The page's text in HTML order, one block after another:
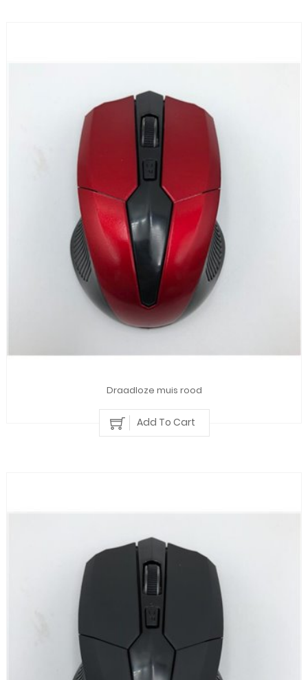
Draadloze muis rood
Add To Cart